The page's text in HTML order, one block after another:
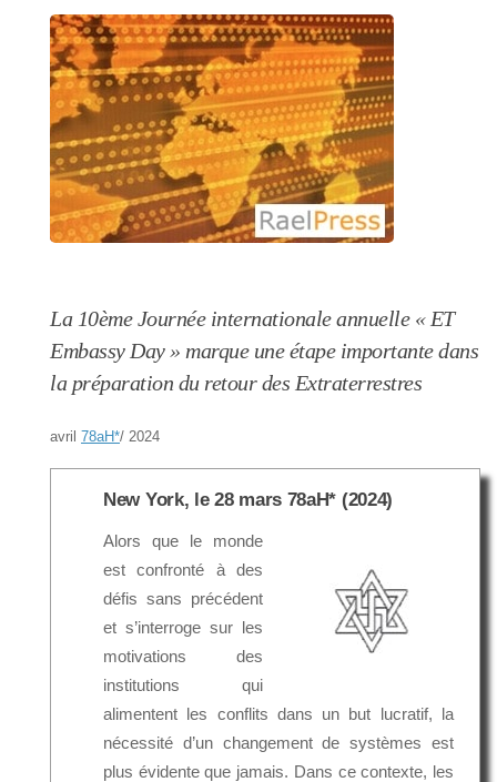
La 10ème Journée internationale annuelle « ET
Embassy Day » marque une étape importante dans
la préparation du retour des Extraterrestres
avril 78aH*/ 2024
New York, le 28 mars 78aH* (2024)
Alors que le monde
est confronté à des
défis sans précédent
et s’interroge sur les
motivations des
institutions qui
alimentent les conflits dans un but lucratif, la
nécessité d’un changement de systèmes est
plus évidente que jamais. Dans ce contexte, les